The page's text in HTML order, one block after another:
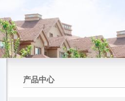
产品中心